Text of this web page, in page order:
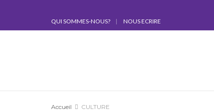
QUI SOMMES-NOUS? NOUS ECRIRE
Accueil CULTURE